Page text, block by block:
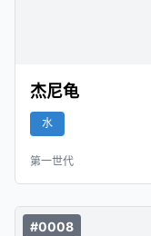
杰尼龟
水
第一世代
#0008